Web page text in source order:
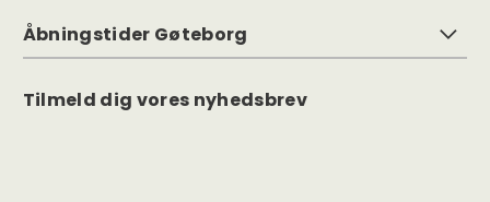
Åbningstider Gøteborg
Tilmeld dig vores nyhedsbrev